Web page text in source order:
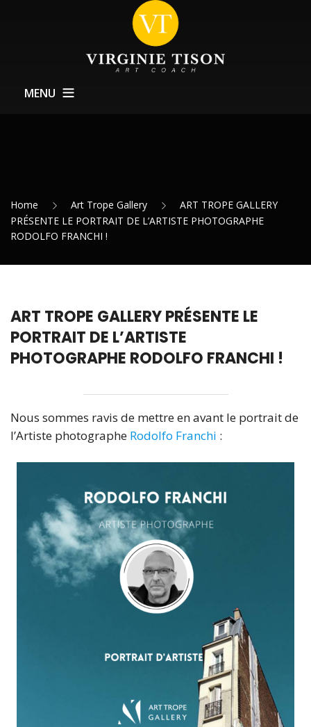
MENU
Service Expositions
Actualités
Home Art Trope Gallery
ART TROPE GALLERY
PRÉSENTE LE PORTRAIT DE L’ARTISTE PHOTOGRAPHE
RODOLFO FRANCHI !
ART TROPE GALLERY PRÉSENTE LE
PORTRAIT DE L’ARTISTE
PHOTOGRAPHE RODOLFO FRANCHI !
Nous sommes ravis de mettre en avant le portrait de
l’Artiste photographe Rodolfo Franchi :